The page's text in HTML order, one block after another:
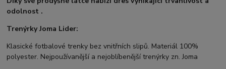
odolnost .
Trenýrky Joma Lider:
Klasické fotbalové trenky bez vnitřních slipů. Materiál 100%
polyester. Nejpoužívanější a nejoblíbenější trenýrky zn. Joma